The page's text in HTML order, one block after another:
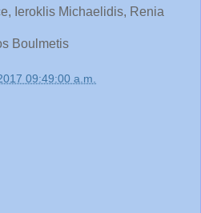
Ieroklis Michaelidis, Renia
Boulmetis
09:49:00 a.m.